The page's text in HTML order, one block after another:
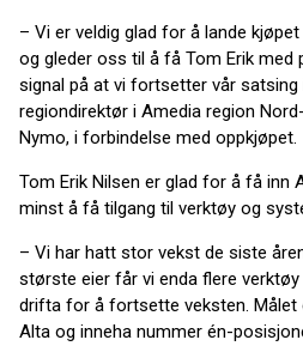
– Vi er veldig glad for å lande
og gleder oss til å få Tom Erik med
signal på at vi fortsetter vår satsing
regiondirektør i Amedia region
Nymo, i forbindelse med oppkjøpet.
Tom Erik Nilsen er glad for å få inn
minst å få tilgang til verktøy og
– Vi har hatt stor vekst de siste
største eier får vi enda flere
drifta for å fortsette veksten. Målet
Alta og inneha nummer én-